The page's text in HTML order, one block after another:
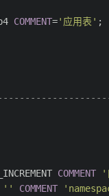
COMMENT='应用表' ;
COMMENT '
'' COMMENT